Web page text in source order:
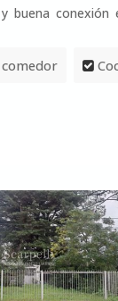
buena
comedor